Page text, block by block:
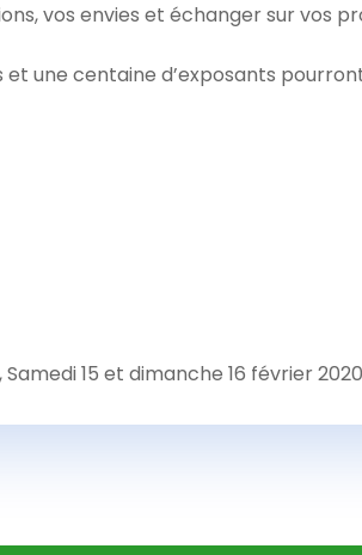
vos envies et échanger sur vos
une centaine d’exposants
15 et dimanche 16 février 2020